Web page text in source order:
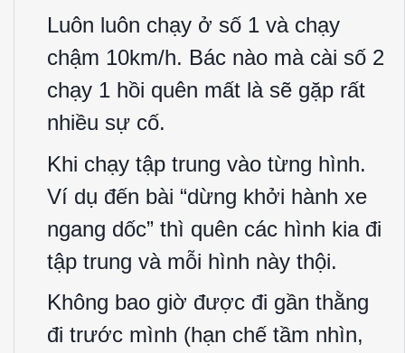
Luôn luôn chạy ở số 1 và chạy
chậm 10km/h. Bác nào mà cài số 2
chạy 1 hồi quên mất là sẽ gặp rất
nhiều sự cố.
Khi chạy tập trung vào từng hình.
Ví dụ đến bài “dừng khởi hành xe
ngang dốc” thì quên các hình kia đi
tập trung và mỗi hình này thội.
Không bao giờ được đi gần thằng
đi trước mình (hạn chế tầm nhìn,